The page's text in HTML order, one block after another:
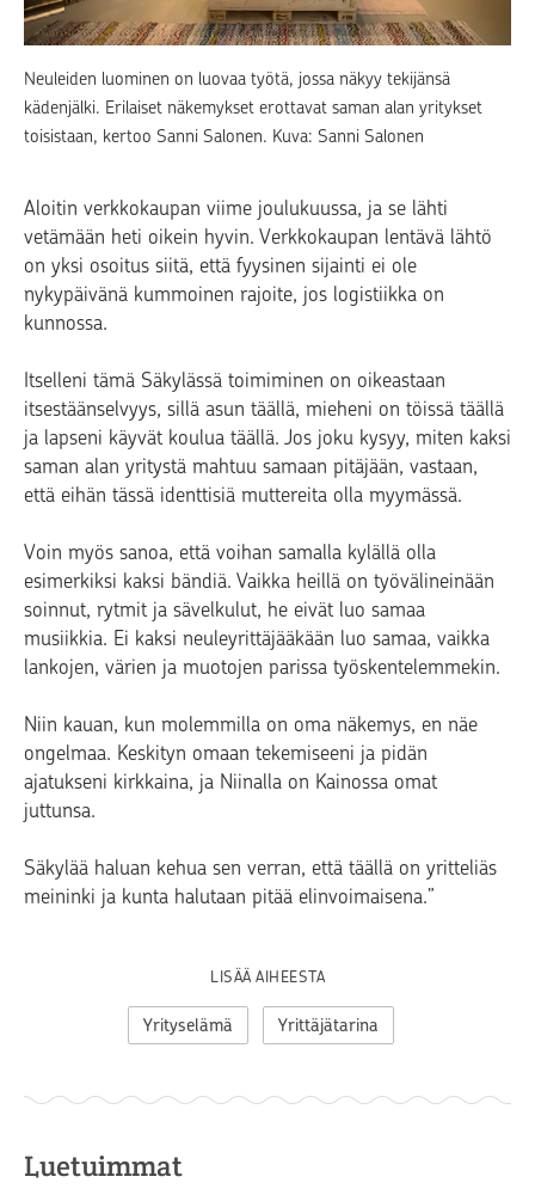
Neuleiden luominen on luovaa työtä, jossa näkyy tekijänsä
kädenjälki. Erilaiset näkemykset erottavat saman alan yritykset
toisistaan, kertoo Sanni Salonen. Kuva: Sanni Salonen
Aloitin verkkokaupan viime joulukuussa, ja se lähti
vetämään heti oikein hyvin. Verkkokaupan lentävä lähtö
on yksi osoitus siitä, että fyysinen sijainti ei ole
nykypäivänä kummoinen rajoite, jos logistiikka on
kunnossa.
Itselleni tämä Säkylässä toimiminen on oikeastaan
itsestäänselvyys, sillä asun täällä, mieheni on töissä täällä
ja lapseni käyvät koulua täällä. Jos joku kysyy, miten kaksi
saman alan yritystä mahtuu samaan pitäjään, vastaan,
että eihän tässä identtisiä muttereita olla myymässä.
Voin myös sanoa, että voihan samalla kylällä olla
esimerkiksi kaksi bändiä. Vaikka heillä on työvälineinään
soinnut, rytmit ja sävelkulut, he eivät luo samaa
musiikkia. Ei kaksi neuleyrittäjääkään luo samaa, vaikka
lankojen, värien ja muotojen parissa työskentelemmekin.
Niin kauan, kun molemmilla on oma näkemys, en näe
ongelmaa. Keskityn omaan tekemiseeni ja pidän
ajatukseni kirkkaina, ja Niinalla on Kainossa omat
juttunsa.
Säkylää haluan kehua sen verran, että täällä on yritteliäs
meininki ja kunta halutaan pitää elinvoimaisena.”
LISÄÄ AIHEESTA
Yrityselämä Yrittäjätarina
Luetuimmat